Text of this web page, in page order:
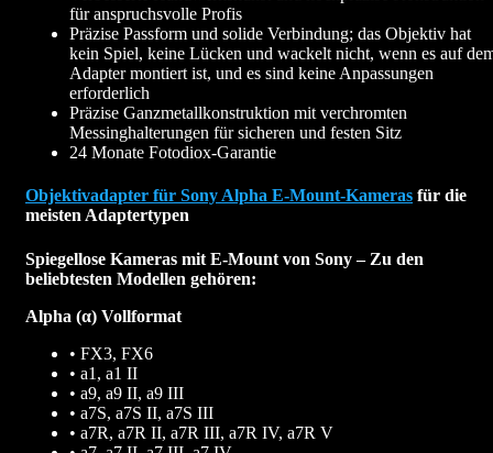
für anspruchsvolle Profis
Präzise Passform und solide Verbindung; das Objektiv hat
kein Spiel, keine Lücken und wackelt nicht, wenn es auf
Adapter montiert ist, und es sind keine Anpassungen
erforderlich
Präzise Ganzmetallkonstruktion mit verchromten
Messinghalterungen für sicheren und festen Sitz
24 Monate Fotodiox-Garantie
Objektivadapter für Sony Alpha E-Mount-Kameras für die
meisten Adaptertypen
Spiegellose Kameras mit E-Mount von Sony – Zu den
beliebtesten Modellen gehören:
Alpha (α) Vollformat
• FX3, FX6
• a1, a1 II
• a9, a9 II, a9 III
• a7S, a7S II, a7S III
• a7R, a7R II, a7R III, a7R IV, a7R V